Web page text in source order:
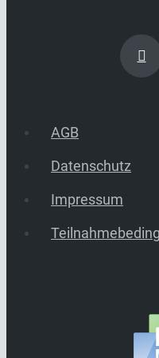
AGB
Datenschutz
Impressum